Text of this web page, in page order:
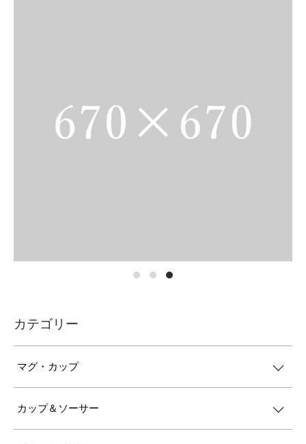
カテゴリー
マグ・カップ
カップ＆ソーサー